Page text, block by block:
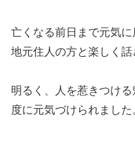
亡くなる前日まで元気
地元住人の方と楽しく話
明るく、人を惹きつけ
度に元気づけられました